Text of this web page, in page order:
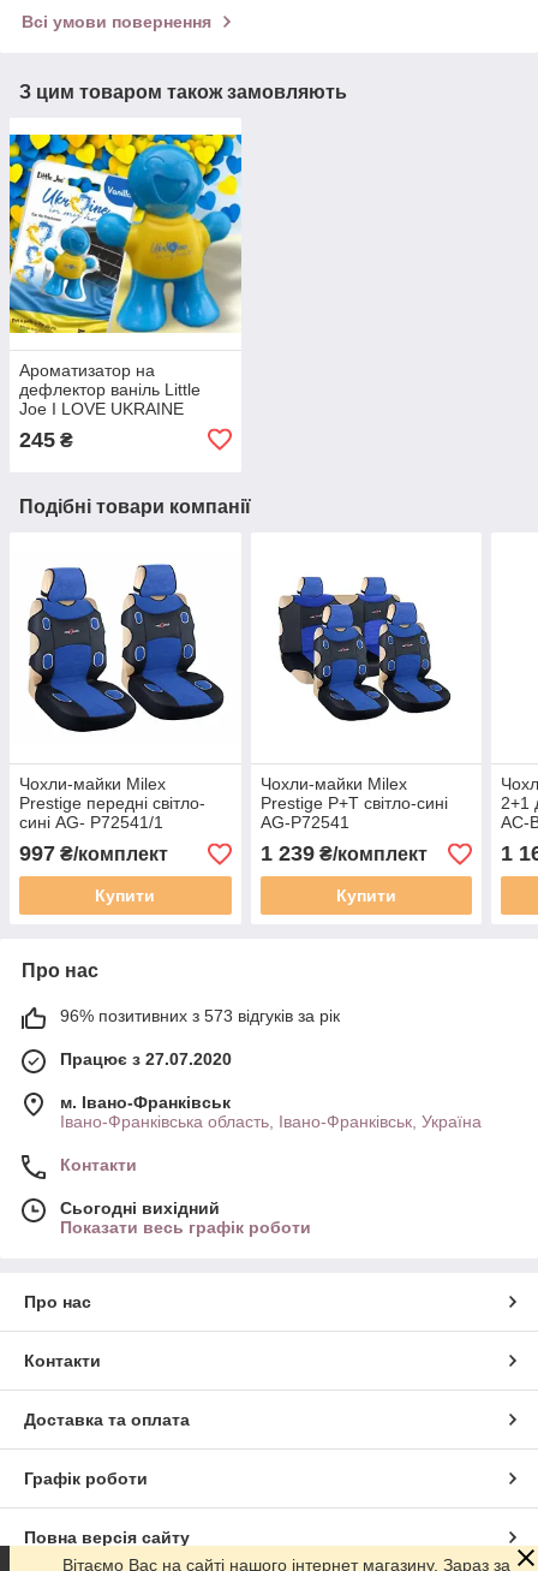
Всі умови повернення
З цим товаром також замовляють
Ароматизатор на
дефлектор ваніль Little
Joe I LOVE UKRAINE
245 ₴
Подібні товари компанії
Чохли-майки Milex
Prestige передні світло-
сині AG- P72541/1
997 ₴/комплект
Купити
Чохли-майки Milex
Prestige P+T світло-сині
AG-P72541
1 239₴/комплект
Купити
2+1
AC-
1
Про нас
96% позитивних з 573 відгуків за рік
Працює з 27.07.2020
м. Івано-Франківськ
Івано-Франківська область, Івано-Франківськ, Україна
Контакти
Сьогодні вихідний
Показати весь графік роботи
Про нас
Контакти
Доставка та оплата
Графік роботи
Повна версія сайту
Вітаємо Вас на сайті нашого інтернет магазину. Зараз за